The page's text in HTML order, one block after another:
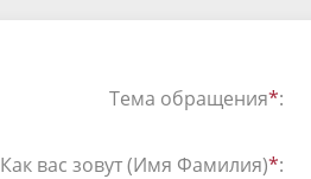
Тема обращения*:
Как вас зовут (Имя Фамилия)*: